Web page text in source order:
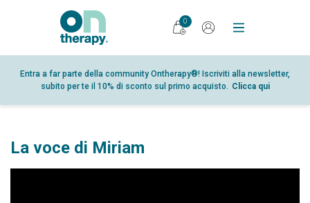
PRODOTTI
DIARIO
0
Entra a far parte della community Ontherapy®! Iscriviti alla newsletter,
subito per te il 10% di sconto sul primo acquisto. Clicca qui
La voce di Miriam